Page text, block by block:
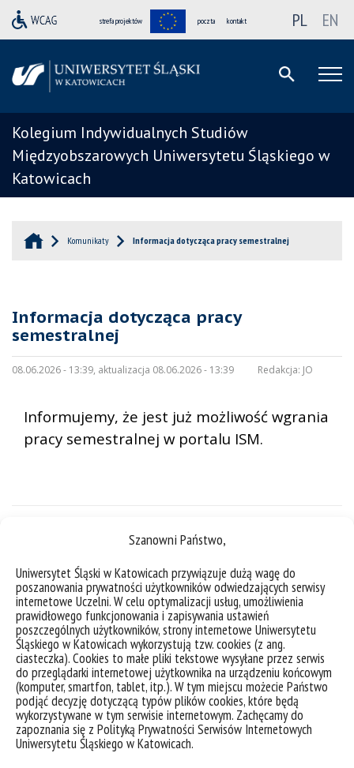
Szanowni Państwo,
Uniwersytet Śląski w Katowicach przywiązuje dużą wagę do
poszanowania prywatności użytkowników odwiedzających serwisy
internetowe Uczelni. W celu optymalizacji usług, umożliwienia
prawidłowego funkcjonowania i zapisywania ustawień
poszczególnych użytkowników, strony internetowe Uniwersytetu
Śląskiego w Katowicach wykorzystują tzw. cookies (z ang.
ciasteczka). Cookies to małe pliki tekstowe wysyłane przez serwis
do przeglądarki internetowej użytkownika na urządzeniu końcowym
(komputer, smartfon, tablet, itp.). W tym miejscu możecie Państwo
podjąć decyzję dotyczącą typów plików cookies, które będą
wykorzystywane w tym serwisie internetowym. Zachęcamy do
zapoznania się z Polityką Prywatności Serwisów Internetowych
Uniwersytetu Śląskiego w Katowicach.
strefa projektów poczta kontakt PL EN
Kolegium Indywidualnych Studiów
Międzyobszarowych Uniwersytetu Śląskiego w
Katowicach
Komunikaty Informacja dotycząca pracy semestralnej
Informacja dotycząca pracy
semestralnej
08.06.2026 - 13:39, aktualizacja 08.06.2026 - 13:39 Redakcja: JO
Informujemy, że jest już możliwość wgrania
pracy semestralnej w portalu ISM.
deklaracja dostępności
mapa strony
Uniwersytet Śląski w Katowicach